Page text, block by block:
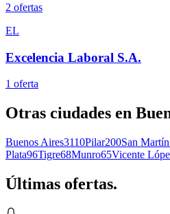
2 ofertas
EL
Excelencia Laboral S.A.
1 oferta
Otras ciudades en
Buenos Aires3110Pilar200San Martín
Plata96Tigre68Munro65Vicente
Últimas ofertas.